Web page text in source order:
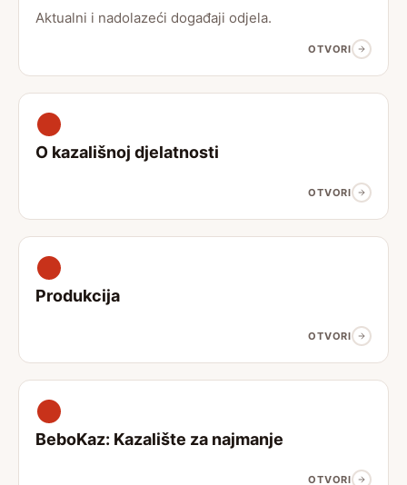
Aktualni i nadolazeći događaji odjela.
OTVORI
O kazališnoj djelatnosti
OTVORI
Produkcija
OTVORI
BeboKaz: Kazalište za najmanje
OTVORI